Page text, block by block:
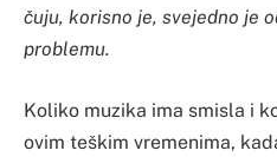
čuju, korisno je, svejedno je
problemu.
Koliko muzika ima smisla i
ovim teškim vremenima,